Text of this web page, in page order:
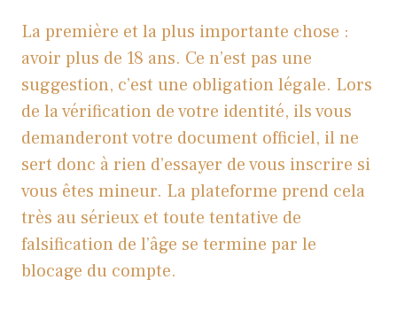
La première et la plus importante chose :
avoir plus de 18 ans. Ce n’est pas une
suggestion, c’est une obligation légale. Lors
de la vérification de votre identité, ils vous
demanderont votre document officiel, il ne
sert donc à rien d’essayer de vous inscrire si
vous êtes mineur. La plateforme prend cela
très au sérieux et toute tentative de
falsification de l’âge se termine par le
blocage du compte.